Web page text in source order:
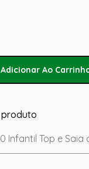
Adicionar Ao
produto
Infantil Top e Saia